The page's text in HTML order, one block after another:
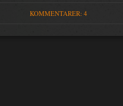
KOMMENTARER: 4